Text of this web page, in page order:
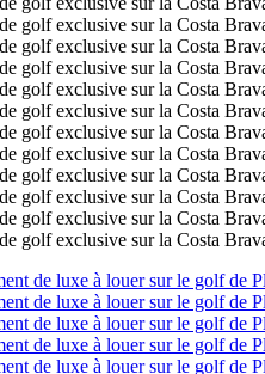
golf exclusive sur la Costa
golf exclusive sur la Costa
golf exclusive sur la Costa
golf exclusive sur la Costa
golf exclusive sur la Costa
golf exclusive sur la Costa
golf exclusive sur la Costa
golf exclusive sur la Costa
golf exclusive sur la Costa
golf exclusive sur la Costa
golf exclusive sur la Costa